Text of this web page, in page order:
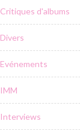
Critiques d'albums
Divers
Evénements
IMM
Interviews